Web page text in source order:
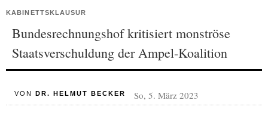
KABINETTSKLAUSUR
Bundesrechnungshof kritisiert monströse
Staatsverschuldung der Ampel-Koalition
VON DR. HELMUT BECKER So, 5. März 2023